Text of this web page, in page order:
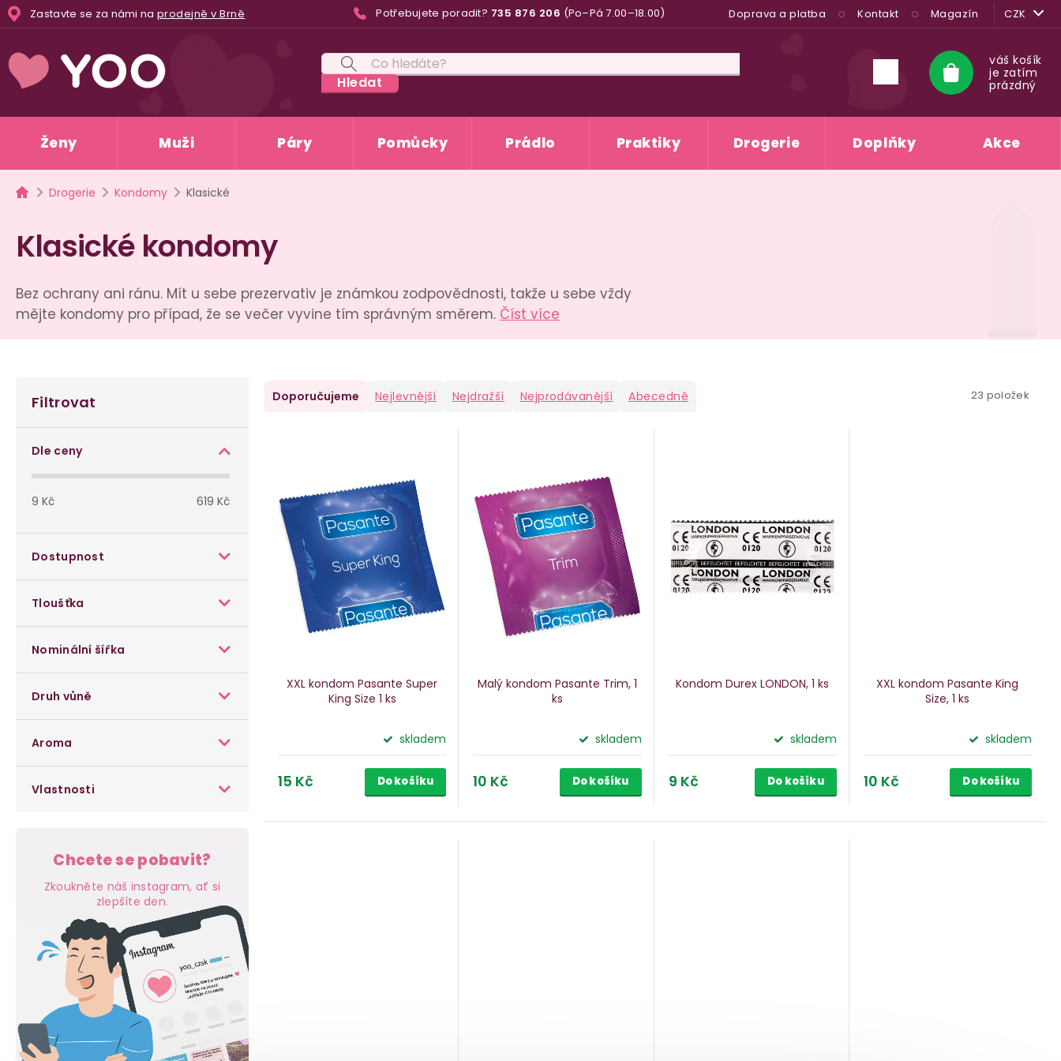
Přejít
na
Zastavte se za námi na prodejně v Brně Potřebujete poradit? 735 876 206 (Po–Pá 7.00–18.00) Doprava a platba Kontakt Magazín CZK
Hledat
Nákupní
košík
váš košík
je zatím
prázdný
Ženy Muži Páry Pomůcky Prádlo Praktiky Drogerie Doplňky Akce
Domů
Drogerie Kondomy Klasické
Klasické kondomy
Bez ochrany ani ránu. Mít u sebe prezervativ je známkou zodpovědnosti, takže u sebe vždy
mějte kondomy pro případ, že se večer vyvine tím správným směrem. Číst více
o
n
p
e
Filtrovat
Dle ceny
9 Kč 619 Kč
Dostupnost
Tloušťka
Nominální šířka
Druh vůně
Aroma
Vlastnosti
Chcete se pobavit?
Zkoukněte náš instagram, ať si
zlepšíte den.
Ř
Doporučujeme Nejlevnější Nejdražší Nejprodávanější Abecedně 23 položek
p
ů
XXL kondom Pasante Super
King Size 1 ks
skladem
15 Kč Do košíku
Malý kondom Pasante Trim, 1
ks
skladem
10 Kč Do košíku
Kondom Durex LONDON, 1 ks
skladem
9 Kč Do košíku
XXL kondom Pasante King
Size, 1 ks
skladem
10 Kč Do košíku